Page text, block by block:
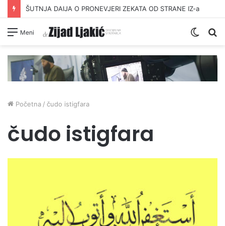
ŠUTNJA DAIJA O PRONEVJERI ZEKATA OD STRANE IZ-a
Meni
Switch
Početna / čudo istigfara
čudo istigfara